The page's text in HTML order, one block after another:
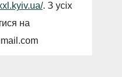
. З усіх
на